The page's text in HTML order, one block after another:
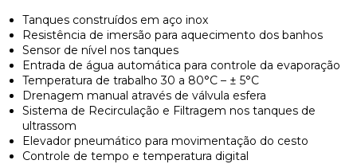
Tanques construídos em aço inox
Resistência de imersão para aquecimento dos banhos
Sensor de nível nos tanques
Entrada de água automática para controle da evaporação
Temperatura de trabalho 30 a 80°C – ± 5°C
Drenagem manual através de válvula esfera
Sistema de Recirculação e Filtragem nos tanques de
ultrassom
Elevador pneumático para movimentação do cesto
Controle de tempo e temperatura digital